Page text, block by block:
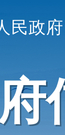
民政府